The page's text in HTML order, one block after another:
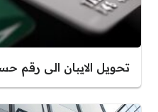
تحويل الايبان الى رقم